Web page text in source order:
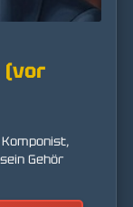
(vor
Gehör